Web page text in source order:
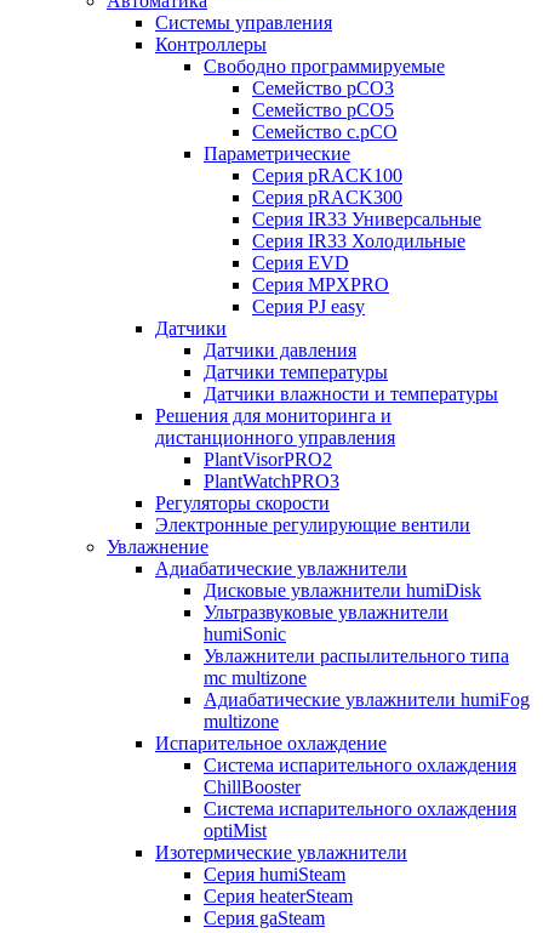
Системы управления
Контроллеры
Свободно программируемые
Семейство pCO3
Семейство pCO5
Семейство c.pCO
Параметрические
Серия pRACK100
Серия pRACK300
Серия IR33 Универсальные
Серия IR33 Холодильные
Серия EVD
Серия MPXPRO
Серия PJ easy
Датчики
Датчики давления
Датчики температуры
Датчики влажности и температуры
Решения для мониторинга и
дистанционного управления
PlantVisorPRO2
PlantWatchPRO3
Регуляторы скорости
Электронные регулирующие вентили
Увлажнение
Адиабатические увлажнители
Дисковые увлажнители humiDisk
Ультразвуковые увлажнители
humiSonic
Увлажнители распылительного типа
mc multizone
Адиабатические увлажнители humiFog
multizone
Испарительное охлаждение
Система испарительного охлаждения
ChillBooster
Система испарительного охлаждения
optiMist
Изотермические увлажнители
Серия humiSteam
Серия heaterSteam
Серия gaSteam